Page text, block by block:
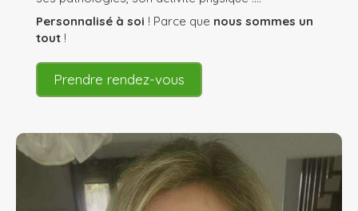
Personnalisé à soi ! Parce que nous sommes un
tout !
Prendre rendez-vous